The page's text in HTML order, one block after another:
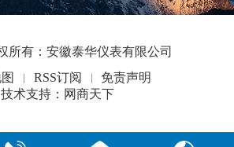
所有：安徽泰华仪表有限公司
RSS订阅
免责声明
技术支持：网商天下